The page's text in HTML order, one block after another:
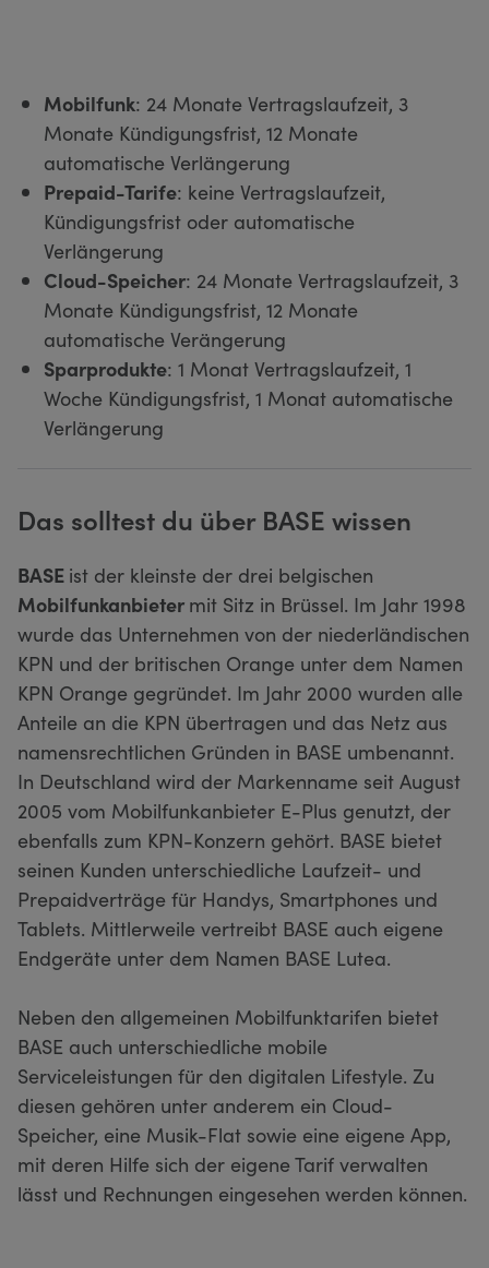
Mobilfunk: 24 Monate Vertragslaufzeit, 3
Monate Kündigungsfrist, 12 Monate
automatische Verlängerung
Prepaid-Tarife: keine Vertragslaufzeit,
Kündigungsfrist oder automatische
Verlängerung
Cloud-Speicher: 24 Monate Vertragslaufzeit, 3
Monate Kündigungsfrist, 12 Monate
automatische Verängerung
Sparprodukte: 1 Monat Vertragslaufzeit, 1
Woche Kündigungsfrist, 1 Monat automatische
Verlängerung
Das solltest du über BASE wissen
BASE ist der kleinste der drei belgischen
Mobilfunkanbieter mit Sitz in Brüssel. Im Jahr 1998
wurde das Unternehmen von der niederländischen
KPN und der britischen Orange unter dem Namen
KPN Orange gegründet. Im Jahr 2000 wurden alle
Anteile an die KPN übertragen und das Netz aus
namensrechtlichen Gründen in BASE umbenannt.
In Deutschland wird der Markenname seit August
2005 vom Mobilfunkanbieter E-Plus genutzt, der
ebenfalls zum KPN-Konzern gehört. BASE bietet
seinen Kunden unterschiedliche Laufzeit- und
Prepaidverträge für Handys, Smartphones und
Tablets. Mittlerweile vertreibt BASE auch eigene
Endgeräte unter dem Namen BASE Lutea.
Neben den allgemeinen Mobilfunktarifen bietet
BASE auch unterschiedliche mobile
Serviceleistungen für den digitalen Lifestyle. Zu
diesen gehören unter anderem ein Cloud-
Speicher, eine Musik-Flat sowie eine eigene App,
mit deren Hilfe sich der eigene Tarif verwalten
lässt und Rechnungen eingesehen werden können.